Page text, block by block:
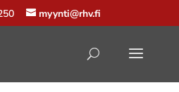
myynti@rhv.fi